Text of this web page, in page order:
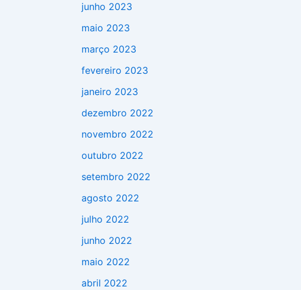
junho 2023
maio 2023
março 2023
fevereiro 2023
janeiro 2023
dezembro 2022
novembro 2022
outubro 2022
setembro 2022
agosto 2022
julho 2022
junho 2022
maio 2022
abril 2022